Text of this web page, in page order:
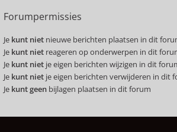
Forumpermissies
Je kunt niet nieuwe berichten plaatsen in dit
Je kunt niet reageren op onderwerpen in dit
Je kunt niet je eigen berichten wijzigen in dit
Je kunt niet je eigen berichten verwijderen in dit
Je kunt geen bijlagen plaatsen in dit forum